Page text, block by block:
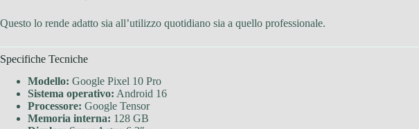
Questo lo rende adatto sia all’utilizzo quotidiano sia a quello professionale.
Specifiche Tecniche
Modello: Google Pixel 10 Pro
Sistema operativo: Android 16
Processore: Google Tensor
Memoria interna: 128 GB